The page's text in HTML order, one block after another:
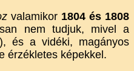
valamikor 1804 és 1808
nem tudjuk, mivel a
és a vidéki, magányos
érzékletes képekkel.